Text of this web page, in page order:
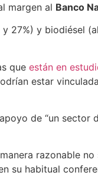
margen al Banco
27%) y biodiésel
que están en
estar
de “un
razonable
su habitual